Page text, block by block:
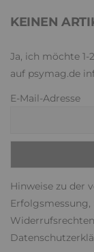
KEINEN
Ja, ich möchte
auf psymag.de
E-Mail-Adresse
Hinweise zu der